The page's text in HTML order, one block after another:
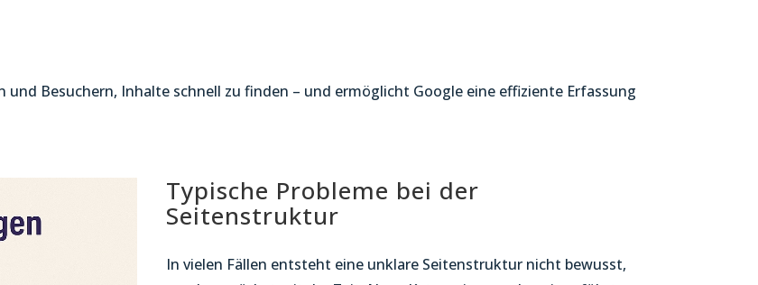
Besuchern, Inhalte schnell zu finden – und ermöglicht Google eine effiziente Erfassung
Typische Probleme bei der
Seitenstruktur
In vielen Fällen entsteht eine unklare Seitenstruktur nicht bewusst,